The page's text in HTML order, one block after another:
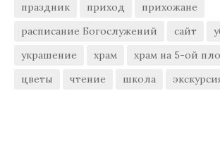
праздник
приход
прихожане
расписание Богослужений
сайт
украшение
храм
храм на 5-ой
цветы
чтение школа